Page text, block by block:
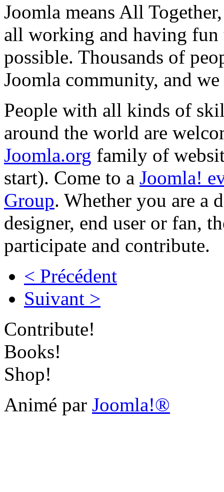
Joomla means All
all working and having fun
possible. Thousands of
Joomla community, and
People with all kinds of
around the world are
Joomla.org family of
start). Come to a Joomla!
Group. Whether you are a
designer, end user or fan,
participate and contribute.
< Précédent
Suivant >
Contribute!
Books!
Shop!
Animé par Joomla!®